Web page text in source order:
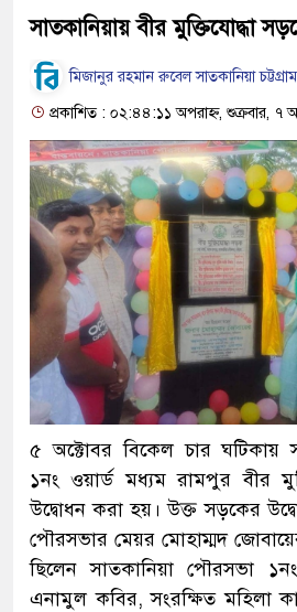
সাতকানিয়ায় বীর মুক্তিযোদ্ধা
মিজানুর রহমান রুবেল সাতকানিয়া চট্টগ্রাম
প্রকাশিত : ০২:৪৪:১১ অপরাহ্ন, শুক্রবার, ৭
৫ অক্টোবর বিকেল চার ঘটিকায়
১নং ওয়ার্ড মধ্যম রামপুর বীর
উদ্বোধন করা হয়। উক্ত সড়কের
পৌরসভার মেয়র মোহাম্মদ
ছিলেন সাতকানিয়া পৌরসভা
এনামুল কবির, সংরক্ষিত মহিলা